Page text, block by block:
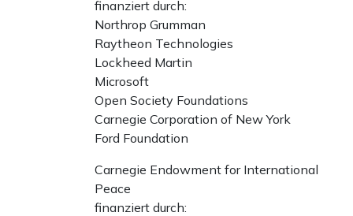
finanziert durch:
Northrop Grumman
Raytheon Technologies
Lockheed Martin
Microsoft
Open Society Foundations
Carnegie Corporation of New York
Ford Foundation
Carnegie Endowment for International
Peace
finanziert durch: